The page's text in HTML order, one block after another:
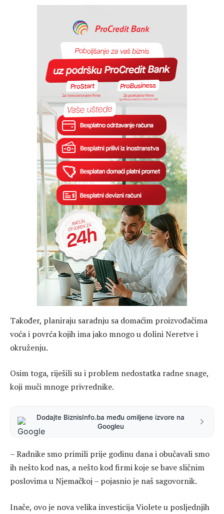
Također, planiraju saradnju sa domaćim proizvođačima
voća i povrća kojih ima jako mnogo u dolini Neretve i
okruženju.
Osim toga, riješili su i problem nedostatka radne snage,
koji muči mnoge privrednike.
Dodajte BiznisInfo.ba među omiljene izvore na
Googleu
– Radnike smo primili prije godinu dana i obučavali smo
ih nešto kod nas, a nešto kod firmi koje se bave sličnim
poslovima u Njemačkoj – pojasnio je naš sagovornik.
Inače, ovo je nova velika investicija Violete u posljednjih